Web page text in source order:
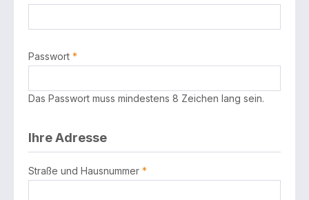
Passwort *
Das Passwort muss mindestens 8 Zeichen lang sein.
Ihre Adresse
Straße und Hausnummer *